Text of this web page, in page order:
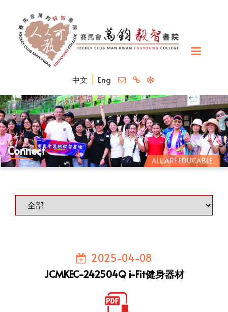
中文 Eng
ALL ARE EDUCABLE
Connect
2025-04-08
JCMKEC-242504Q i-Fit健身器材